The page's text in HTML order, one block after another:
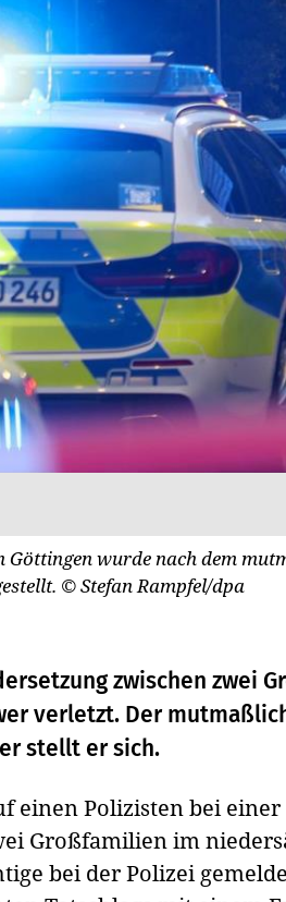
Göttingen wurde nach dem
© Stefan Rampfel/dpa
zwischen zwei
verletzt. Der
stellt er sich.
einen Polizisten bei einer
Großfamilien im
bei der Polizei